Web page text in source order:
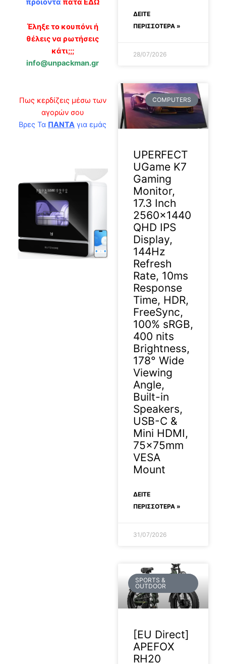
προϊόντα πάτα ΕΔΩ
Έληξε το κουπόνι ή
θέλεις να ρωτήσεις
κάτι;;;
info@unpackman.gr
Πως κερδίζεις μέσω των
αγορών σου
Βρες Τα ΠΑΝΤΑ για εμάς
ΔΕΊΤΕ
ΠΕΡΙΣΣΟΤΕΡΑ »
28/07/2026
COMPUTERS
UPERFECT
UGame K7
Gaming
Monitor,
17.3 Inch
2560×1440
QHD IPS
Display,
144Hz
Refresh
Rate, 10ms
Response
Time, HDR,
FreeSync,
100% sRGB,
400 nits
Brightness,
178° Wide
Viewing
Angle,
Built-in
Speakers,
USB-C &
Mini HDMI,
75×75mm
VESA
Mount
ΔΕΊΤΕ
ΠΕΡΙΣΣΟΤΕΡΑ »
31/07/2026
SPORTS &
OUTDOOR
[EU Direct]
APEFOX
RH20